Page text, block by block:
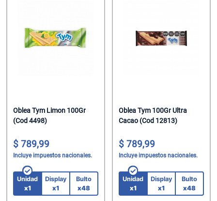
Oblea Tym Limon 100Gr
(Cod 4498)
789,99
Incluye impuestos nacionales.
Unidad
x1
Display
x1
Bulto
x48
Oblea Tym 100Gr Ultra
Cacao (Cod 12813)
789,99
Incluye impuestos nacionales.
Unidad
x1
Display
x1
Bulto
x48